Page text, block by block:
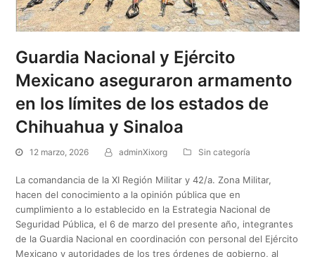
Guardia Nacional y Ejército
Mexicano aseguraron armamento
en los límites de los estados de
Chihuahua y Sinaloa
12 marzo, 2026 adminXixorg Sin categoría
La comandancia de la XI Región Militar y 42/a. Zona Militar,
hacen del conocimiento a la opinión pública que en
cumplimiento a lo establecido en la Estrategia Nacional de
Seguridad Pública, el 6 de marzo del presente año, integrantes
de la Guardia Nacional en coordinación con personal del Ejército
Mexicano y autoridades de los tres órdenes de gobierno, al